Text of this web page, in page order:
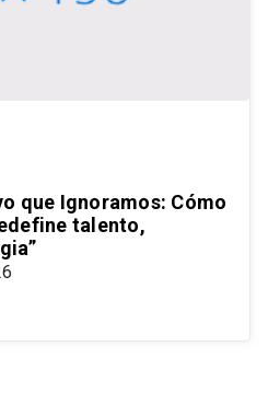
que Ignoramos: Cómo
talento,